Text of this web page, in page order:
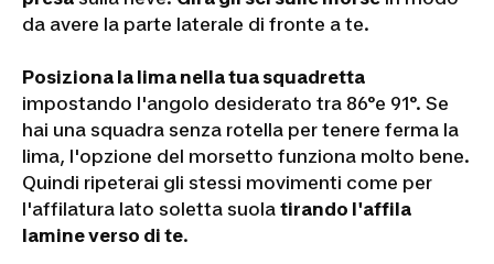
da avere la parte laterale di fronte a te.
Posiziona la lima nella tua squadretta
impostando l'angolo desiderato tra 86°e 91°. Se
hai una squadra senza rotella per tenere ferma la
lima, l'opzione del morsetto funziona molto bene.
Quindi ripeterai gli stessi movimenti come per
l'affilatura lato soletta suola tirando l'affila
lamine verso di te.